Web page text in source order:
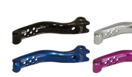
hvězdiček.